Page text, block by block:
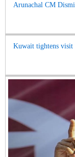
Arunachal CM
Kuwait tightens visit